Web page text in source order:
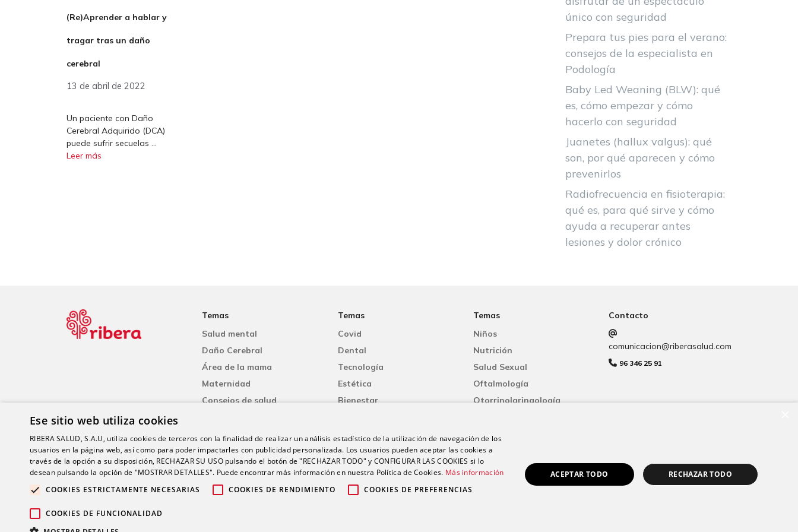
(Re)Aprender a hablar y
tragar tras un daño
cerebral
13 de abril de 2022
Un paciente con Daño
Cerebral Adquirido (DCA)
puede sufrir secuelas …
Leer más
único con seguridad
Prepara tus pies para el verano:
consejos de la especialista en
Podología
Baby Led Weaning (BLW): qué
es, cómo empezar y cómo
hacerlo con seguridad
Juanetes (hallux valgus): qué
son, por qué aparecen y cómo
prevenirlos
Radiofrecuencia en fisioterapia:
qué es, para qué sirve y cómo
ayuda a recuperar antes
lesiones y dolor crónico
Temas
Salud mental
Daño Cerebral
Área de la mama
Maternidad
Consejos de salud
Neumología
Temas
Covid
Dental
Tecnología
Estética
Bienestar
Dermatología
Temas
Niños
Nutrición
Salud Sexual
Oftalmología
Otorrinolaringología
Fisioterapia
Contacto
comunicacion@riberasalud.com
96 346 25 91
Ese sitio web utiliza cookies
RIBERA SALUD, S.A.U, utiliza cookies de terceros con la finalidad de realizar un análisis estadístico de la utilización de navegación de los
usuarios en la página web, así como para poder impactarles con publicidad personalizada. Los usuarios pueden aceptar las cookies a
través de la opción a su disposición, RECHAZAR SU USO pulsando el botón de "RECHAZAR TODO" y CONFIGURAR LAS COOKIES si lo
desean pulsando la opción de "MOSTRAR DETALLES". Puede encontrar más información en nuestra Política de Cookies. Más información
COOKIES ESTRICTAMENTE NECESARIAS
COOKIES DE RENDIMIENTO COOKIES DE PREFERENCIAS
COOKIES DE FUNCIONALIDAD
ACEPTAR TODO RECHAZAR TODO